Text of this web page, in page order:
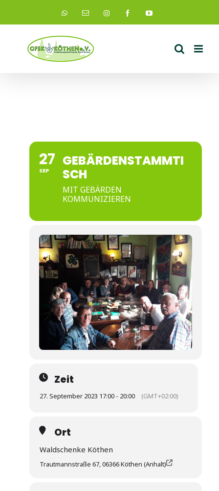
Inhalt
WhatsApp
E-
Instagram
FacebookYouTube
27
SEP
GEBÄRDENSTAMMTI
SCH
MIT GEBÄRDEN
KOMMUNIZIEREN
Zeit
27. September 2023 17:00 - 20:00 (GMT+02:00)
Ort
Waldschenke Köthen
Trautmannstraße 67, 06366 Köthen (Anhalt)